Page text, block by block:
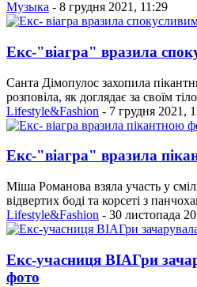
Музыка - 8 грудня 2021, 11:29
Екс-"віагра" вразила
Санта Дімопулос захопила
розповіла, як доглядає за своїм
Lifestyle&Fashion - 7 грудня 2021,
Екс-"віагра" вразила
Міша Романова взяла участь у
відвертих боді та корсеті з
Lifestyle&Fashion - 30 листопада
Екс-учасниця ВІАГри
фото